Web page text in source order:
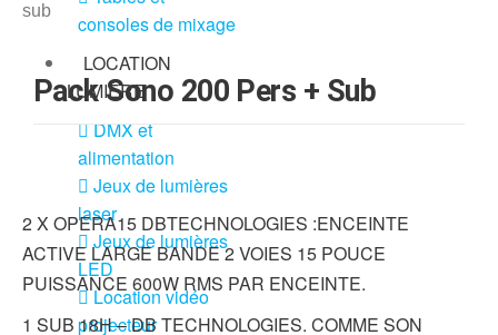
consoles de mixage
LOCATION
LUMIÈRE
DMX et
alimentation
Jeux de lumières
laser
Jeux de lumières
LED
Location vidéo
projecteur
sub
Pack Sono 200 Pers + Sub
2 X OPERA15 DBTECHNOLOGIES :ENCEINTE
ACTIVE LARGE BANDE 2 VOIES 15 POUCE
PUISSANCE 600W RMS PAR ENCEINTE.
1 SUB 18H – DB TECHNOLOGIES. COMME SON